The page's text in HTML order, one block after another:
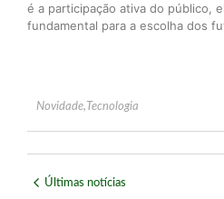
é a participação ativa do público,
fundamental para a escolha dos
Novidade, Tecnologia
Últimas notícias